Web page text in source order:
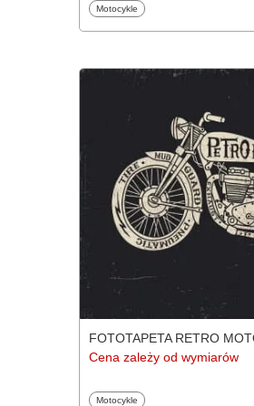
Fototapety
Motocykle
FOTOTAPETA RETRO
Cena zależy od wymiarów
Fototapety
Motocykle